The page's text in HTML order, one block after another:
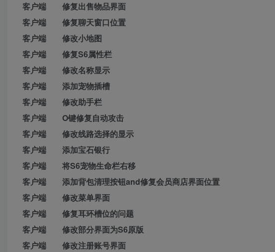
客户端 修复出售物品界面
客户端 修复聊天窗口位置
客户端 修改小地图
客户端 修复S6属性栏
客户端 修改名称显示
客户端 添加宠物插槽
客户端 修改助手栏
客户端 O键修复自动攻击
客户端 修改线路选择的显示
客户端 添加宝石银行
客户端 将S6宠物生命栏右移
客户端 添加背包清理按钮and修复会员商店界面位置
客户端 修改菜单界面
客户端 修复耳环槽位的问题
客户端 修改部分界面为S6原版
客户端 修改注册账号界面